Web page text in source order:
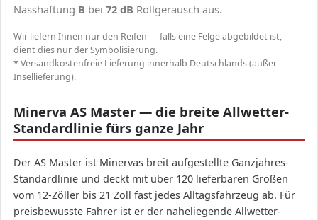
Nasshaftung B bei 72 dB Rollgeräusch aus.
Wir liefern Ihnen nur den Reifen — falls eine Felge abgebildet ist,
dient dies nur der Symbolisierung.
* Versandkostenfreie Lieferung innerhalb Deutschlands (außer
Insellieferung).
Minerva AS Master — die breite Allwetter-
Standardlinie fürs ganze Jahr
Der AS Master ist Minervas breit aufgestellte Ganzjahres-
Standardlinie und deckt mit über 120 lieferbaren Größen
vom 12-Zöller bis 21 Zoll fast jedes Alltagsfahrzeug ab. Für
preisbewusste Fahrer ist er der naheliegende Allwetter-